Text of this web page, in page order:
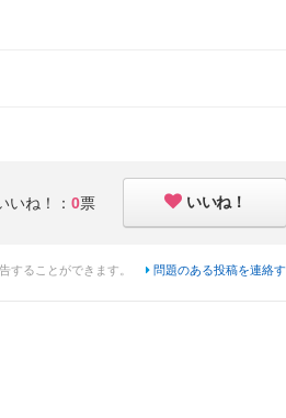
いね！： 0票 いいね！
することができます。 問題のある投稿を連絡